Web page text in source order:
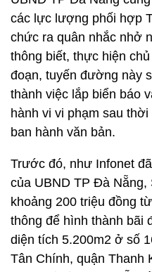
các lực lượng phối hợp
chức ra quân nhắc nhở
thông biết, thực hiện
đoạn, tuyến đường này
thành việc lắp biển báo
hành vi vi phạm sau
ban hành văn bản.
Trước đó, như Infonet
của UBND TP Đà
khoảng 200 triệu đồng
thông để hình thành bãi
diện tích 5.200m2 ở số
Tân Chính, quận Thanh